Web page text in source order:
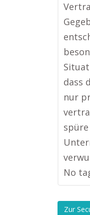
dass
nur
No
Zur